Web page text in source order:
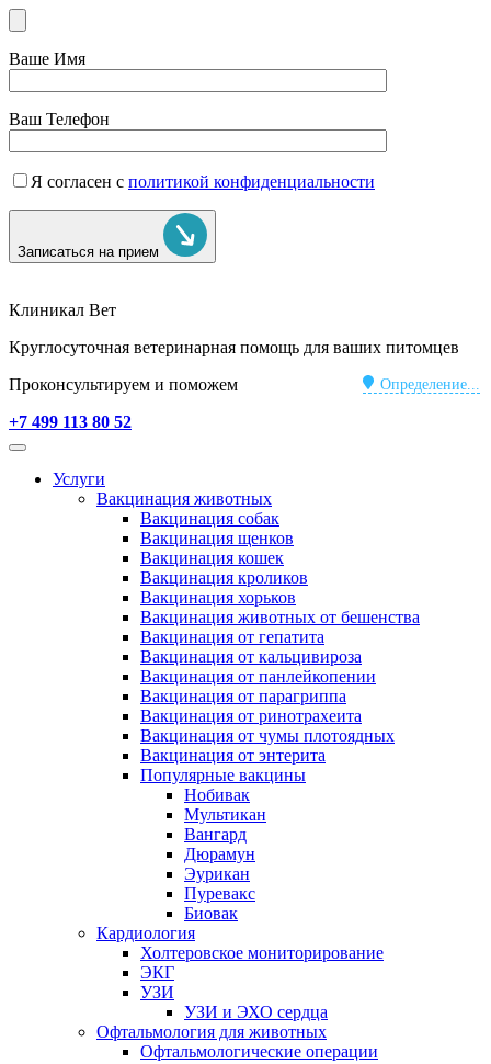
Ваше Имя
Ваш Телефон
Я согласен с политикой конфиденциальности
Записаться на прием
Клиникал Вет
Круглосуточная ветеринарная помощь для ваших питомцев
Определение...
Проконсультируем и поможем
+7 499 113 80 52
Услуги
Вакцинация животных
Вакцинация собак
Вакцинация щенков
Вакцинация кошек
Вакцинация кроликов
Вакцинация хорьков
Вакцинация животных от бешенства
Вакцинация от гепатита
Вакцинация от кальцивироза
Вакцинация от панлейкопении
Вакцинация от парагриппа
Вакцинация от ринотрахеита
Вакцинация от чумы плотоядных
Вакцинация от энтерита
Популярные вакцины
Нобивак
Мультикан
Вангард
Дюрамун
Эурикан
Пуревакс
Биовак
Кардиология
Холтеровское мониторирование
ЭКГ
УЗИ
УЗИ и ЭХО сердца
Офтальмология для животных
Офтальмологические операции